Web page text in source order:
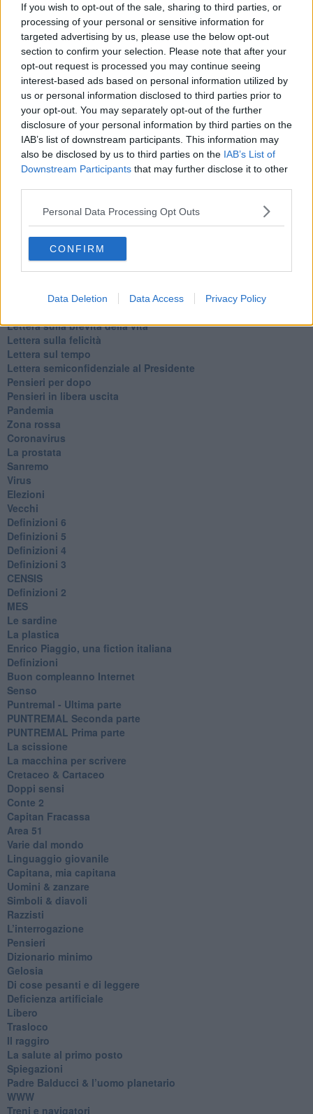
If you wish to opt-out of the sale, sharing to third parties, or
processing of your personal or sensitive information for
targeted advertising by us, please use the below opt-out
section to confirm your selection. Please note that after your
opt-out request is processed you may continue seeing
interest-based ads based on personal information utilized by
us or personal information disclosed to third parties prior to
your opt-out. You may separately opt-out of the further
disclosure of your personal information by third parties on the
IAB’s list of downstream participants. This information may
also be disclosed by us to third parties on the IAB’s List of
Downstream Participants that may further disclose it to other
Personal Data Processing Opt Outs
CONFIRM
Data Deletion Data Access Privacy Policy
In memoria
​Ancora Francesco
Rieccoci
Francesco
Suarez
​Il responso
Willy
Non lo so
Destino
Valdera
Commissari
L'orso
​Il grande vuoto
​La guerra dei mondi
Marciare non marcire
Fase due
L’Agorà
Congiunti
​Lettera sulla brevità della vita
​Lettera sulla felicità
​Lettera sul tempo
Lettera semiconfidenziale al Presidente
Pensieri per dopo
​Pensieri in libera uscita
Pandemia
Zona rossa
Coronavirus
La prostata
Sanremo
Virus
Elezioni
Vecchi
Definizioni 6
Definizioni 5
Definizioni 4
Definizioni 3
CENSIS
​Definizioni 2
MES
Le sardine
La plastica
​Enrico Piaggio, una fiction italiana
Definizioni
​Buon compleanno Internet
Senso
Puntremal - Ultima parte
PUNTREMAL Seconda parte
​PUNTREMAL Prima parte
La scissione
La macchina per scrivere
Cretaceo & Cartaceo
Doppi sensi
​Conte 2
​Capitan Fracassa
​Area 51
Varie dal mondo
​Linguaggio giovanile
​Capitana, mia capitana
Uomini & zanzare
​Simboli & diavoli
Razzisti
​L’interrogazione
Pensieri
​Dizionario minimo
Gelosia
Di cose pesanti e di leggere
​Deficienza artificiale
Libero
Trasloco
Il raggiro
​La salute al primo posto
Spiegazioni
Padre Balducci & l’uomo planetario
WWW
​Treni e navigatori